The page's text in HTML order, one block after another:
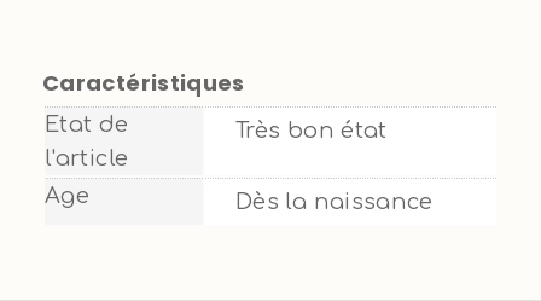
Caractéristiques
Etat de
l'article
Très bon état
Age Dès la naissance